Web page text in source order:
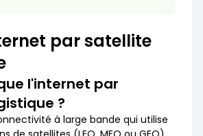
par satellite
l'internet par
?
à large bande qui utilise